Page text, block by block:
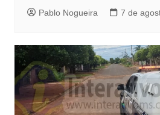
Pablo Nogueira 7 de